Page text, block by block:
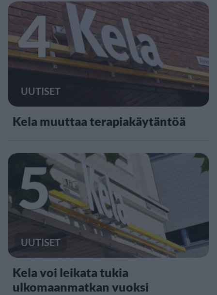
4
UUTISET
Kela muuttaa terapiakäytäntöä
5
UUTISET
Kela voi leikata tukia
ulkomaanmatkan vuoksi